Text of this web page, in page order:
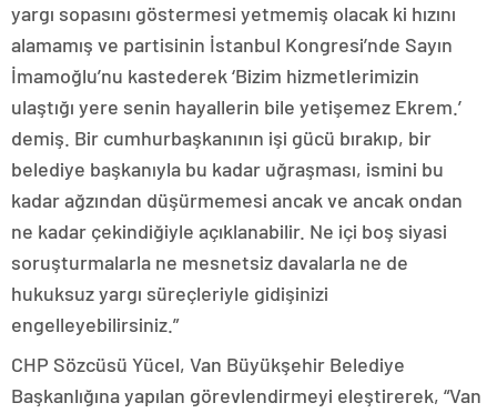
yargı sopasını göstermesi yetmemiş olacak ki hızını
alamamış ve partisinin İstanbul Kongresi’nde Sayın
İmamoğlu’nu kastederek ‘Bizim hizmetlerimizin
ulaştığı yere senin hayallerin bile yetişemez Ekrem.’
demiş. Bir cumhurbaşkanının işi gücü bırakıp, bir
belediye başkanıyla bu kadar uğraşması, ismini bu
kadar ağzından düşürmemesi ancak ve ancak ondan
ne kadar çekindiğiyle açıklanabilir. Ne içi boş siyasi
soruşturmalarla ne mesnetsiz davalarla ne de
hukuksuz yargı süreçleriyle gidişinizi
engelleyebilirsiniz.”
CHP Sözcüsü Yücel, Van Büyükşehir Belediye
Başkanlığına yapılan görevlendirmeyi eleştirerek, “Van